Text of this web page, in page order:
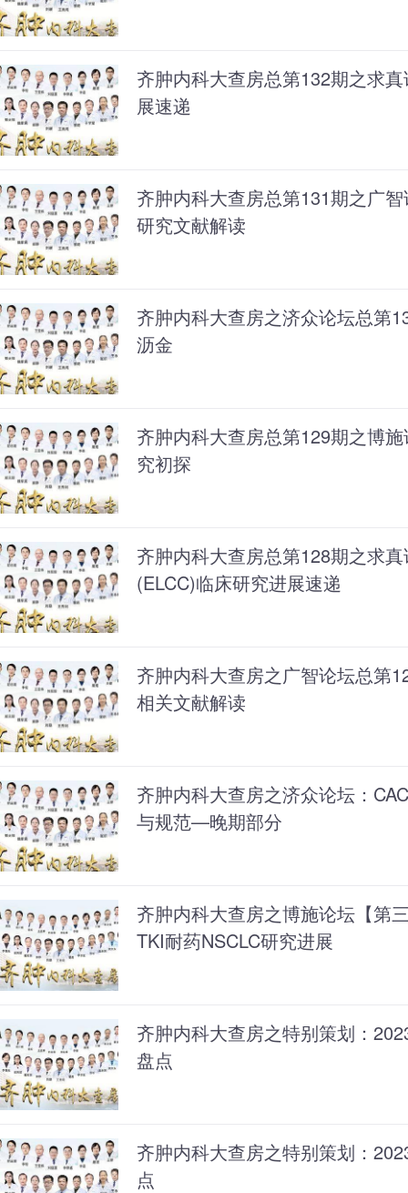
齐肿内科大查房总第132期之求
展速递
齐肿内科大查房总第131期之广
研究文献解读
齐肿内科大查房之济众论坛总第
沥金
齐肿内科大查房总第129期之博
究初探
齐肿内科大查房总第128期之求
(ELCC)临床研究进展速递
齐肿内科大查房之广智论坛总第
相关文献解读
齐肿内科大查房之济众论坛：
与规范—晚期部分
齐肿内科大查房之博施论坛【第
TKI耐药NSCLC研究进展
齐肿内科大查房之特别策划：
盘点
齐肿内科大查房之特别策划：
点